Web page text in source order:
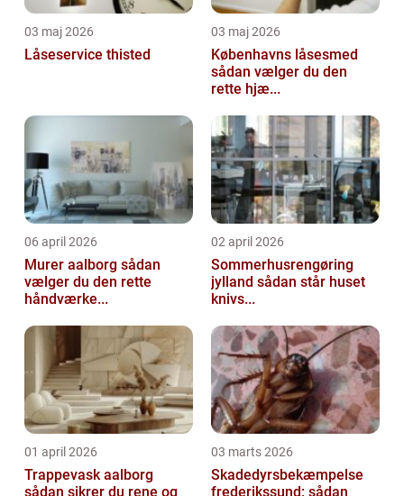
03 maj 2026
Låseservice thisted
03 maj 2026
Københavns låsesmed
sådan vælger du den
rette hjæ...
06 april 2026
Murer aalborg sådan
vælger du den rette
håndværke...
02 april 2026
Sommerhusrengøring
jylland sådan står huset
knivs...
01 april 2026
Trappevask aalborg
sådan sikrer du rene og
03 marts 2026
Skadedyrsbekæmpelse
frederikssund: sådan